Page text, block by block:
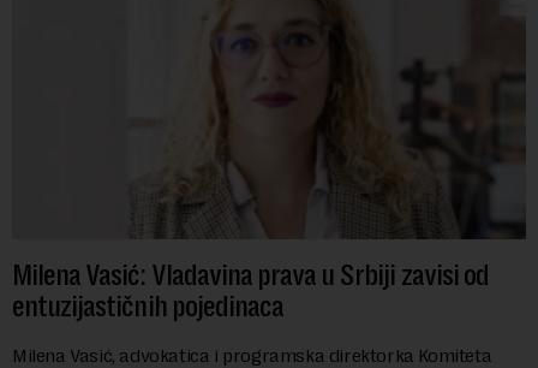
Milena Vasić: Vladavina prava u Srbiji zavisi od
entuzijastičnih pojedinaca
Milena Vasić, advokatica i programska direktorka Komiteta